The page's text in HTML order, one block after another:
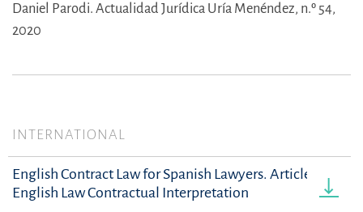
Daniel Parodi. Actualidad Jurídica Uría Menéndez, n.º 54,
2020
INTERNATIONAL
English Contract Law for Spanish Lawyers. Article One -
English Law Contractual Interpretation